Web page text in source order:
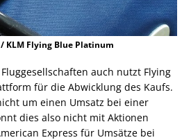
KLM Flying Blue Platinum
auch nutzt Flying
für die Abwicklung des Kaufs.
um einen Umsatz bei einer
dies also nicht mit Aktionen
Express für Umsätze bei